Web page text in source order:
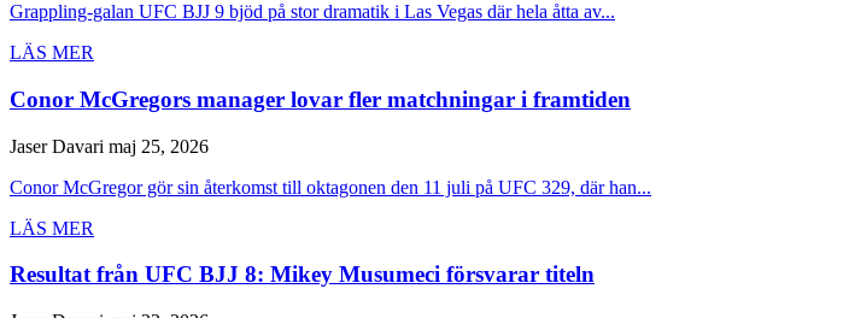
Grappling-galan UFC BJJ 9 bjöd på stor dramatik i Las Vegas där hela åtta av...
LÄS MER
Conor McGregors manager lovar fler matchningar i framtiden
Jaser Davari maj 25, 2026
Conor McGregor gör sin återkomst till oktagonen den 11 juli på UFC 329, där han...
LÄS MER
Resultat från UFC BJJ 8: Mikey Musumeci försvarar titeln